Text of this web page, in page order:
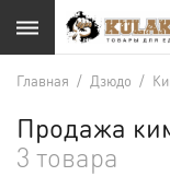
Главная / Дзюдо /
Продажа
3 товара